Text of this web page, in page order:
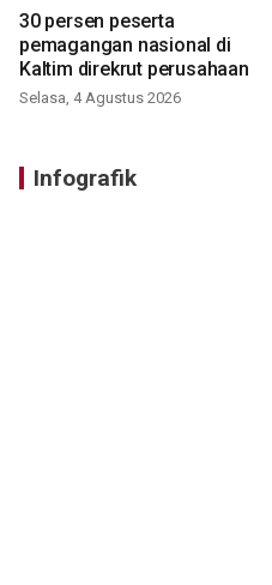
30 persen peserta
pemagangan nasional di
Kaltim direkrut perusahaan
Selasa, 4 Agustus 2026
Infografik